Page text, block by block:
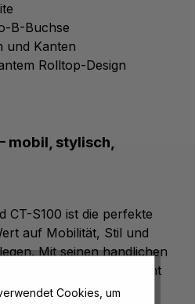
B-Buchse
und Kanten
Rolltop-Design
mobil, stylisch,
CT-S100 ist die perfekte
auf Mobilität, Stil und
Mit seinen handlichen
cm und einem Gewicht
das Instrument leicht
Cookies, um